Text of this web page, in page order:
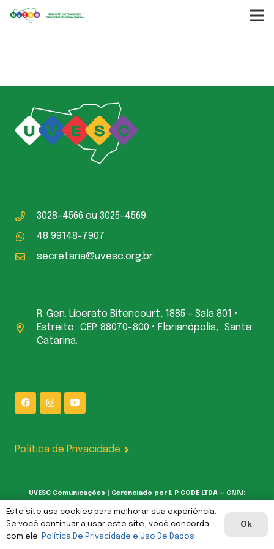
3028-4566 ou 3025-4569
48 99148-7907
secretaria@uvesc.org.br
R. Gen. Liberato Bitencourt, 1885 – Sala 801 •
Estreito CEP: 88070-800 • Florianópolis, Santa
Catarina.
Política de Privacidade
UVESC Comunicações | Gerenciado por L P CODE LTDA — CNPJ:
62.387.377/0001-00
Este site usa cookies para melhorar sua experiência.
Se você continuar a usar este site, você concorda
com ele. Política De Privacidade e Uso De Dados
Ok